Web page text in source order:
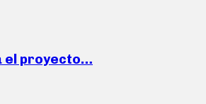
el proyecto…